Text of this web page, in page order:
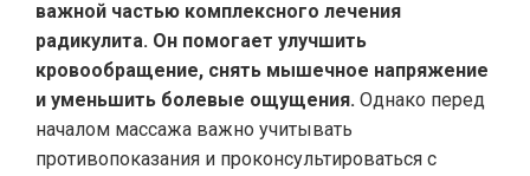
важной частью комплексного лечения
радикулита. Он помогает улучшить
кровообращение, снять мышечное напряжение
и уменьшить болевые ощущения. Однако перед
началом массажа важно учитывать
противопоказания и проконсультироваться с